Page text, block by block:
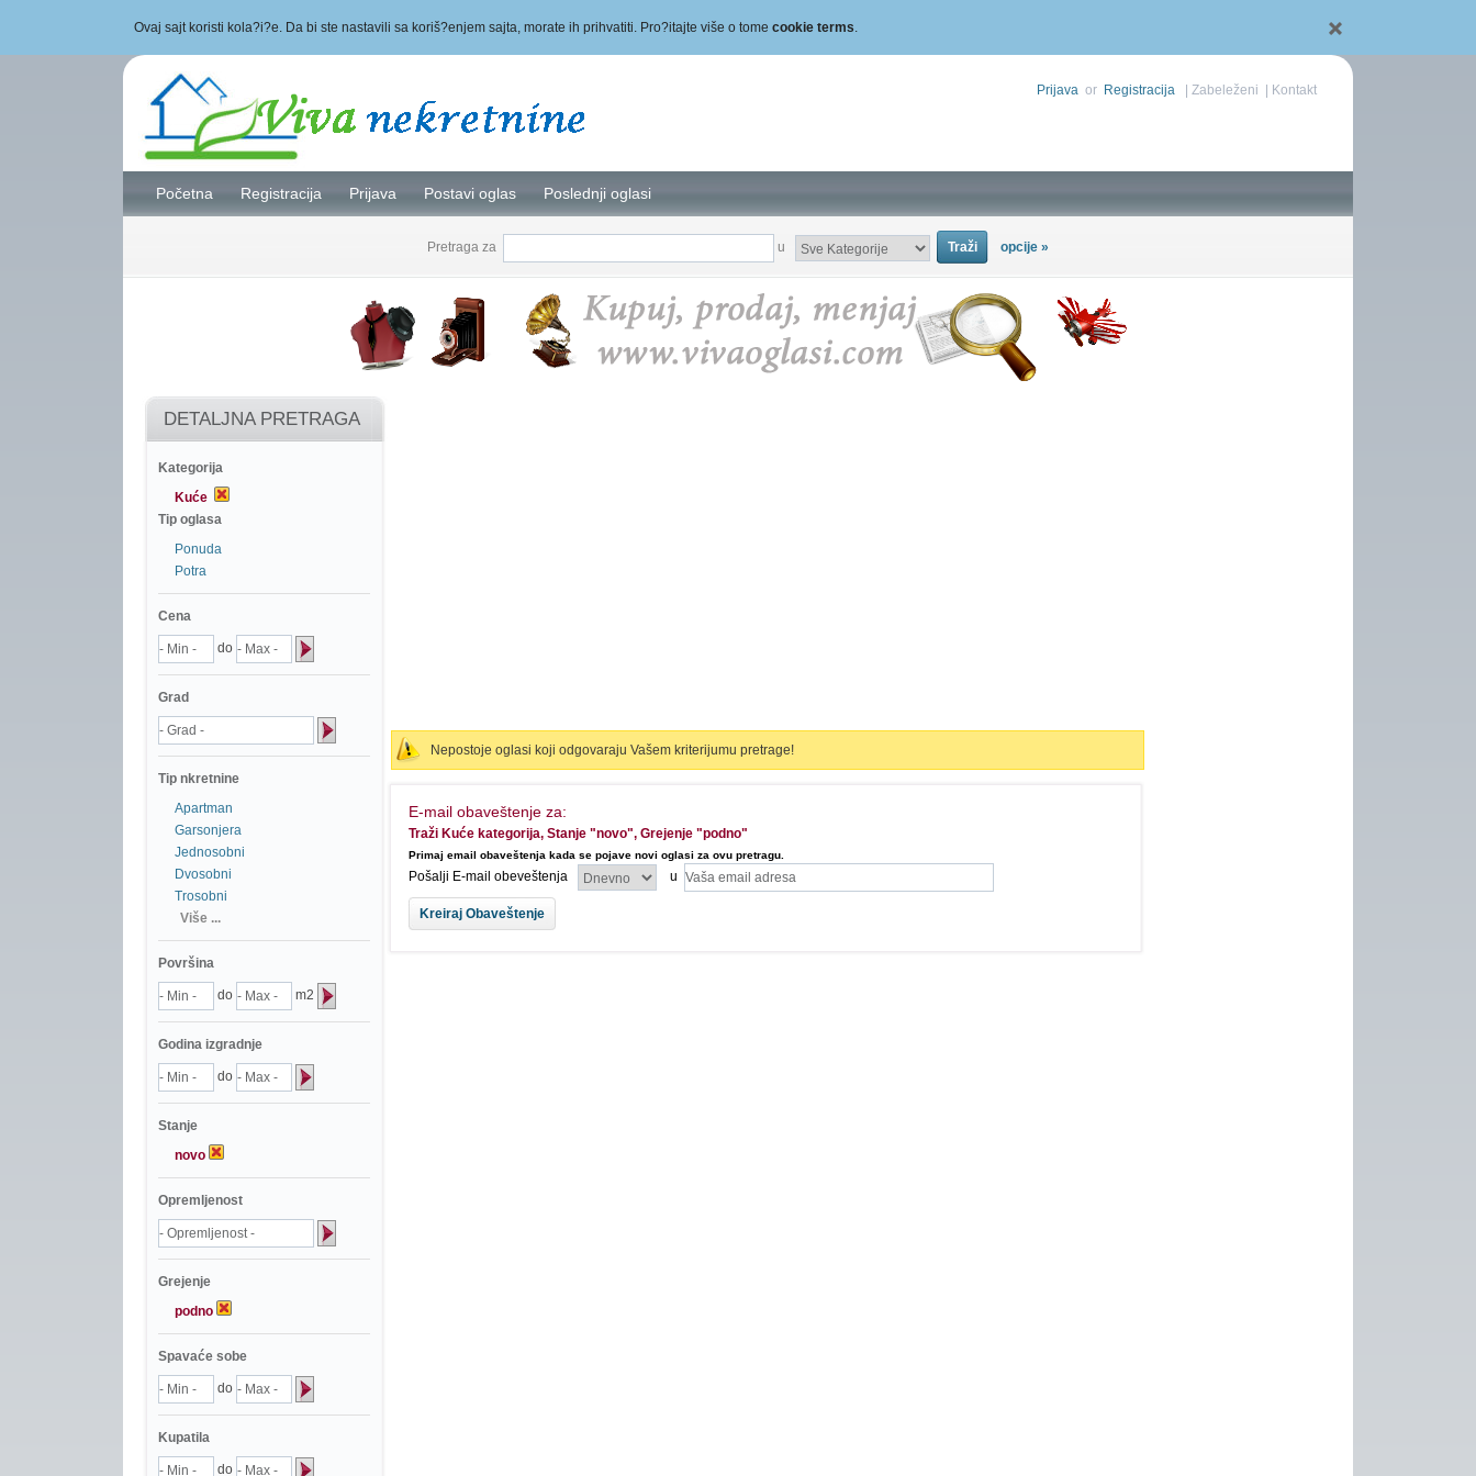
Ovaj sajt koristi kola?i?e. Da bi ste nastavili sa koriš?enjem sajta, morate ih prihvatiti. Pro?itajte više o tome cookie terms.
Prijava or Registracija Zabeleženi Kontakt
Početna Registracija Prijava Postavi oglas Poslednji oglasi
Pretraga za u opcije »
DETALJNA PRETRAGA
Kategorija
Kuće
Tip oglasa
Ponuda
Potra
Cena
do
Grad
Tip nkretnine
Apartman
Garsonjera
Jednosobni
Dvosobni
Trosobni
Više ...
Površina
do m2
Godina izgradnje
do
Stanje
novo
Opremljenost
Grejenje
podno
Spavaće sobe
do
Kupatila
do
Nepostoje oglasi koji odgovaraju Vašem kriterijumu pretrage!
E-mail obaveštenje za:
Traži Kuće kategorija, Stanje "novo", Grejenje "podno"
Primaj email obaveštenja kada se pojave novi oglasi za ovu pretragu.
Pošalji E-mail obeveštenja u